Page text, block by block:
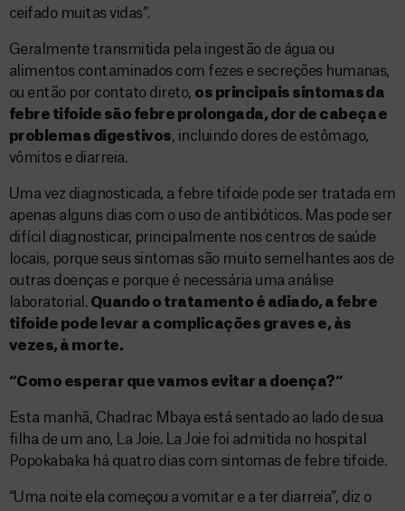
ceifado muitas vidas”.
Geralmente transmitida pela ingestão de água ou
alimentos contaminados com fezes e secreções humanas,
ou então por contato direto, os principais sintomas da
febre tifoide são febre prolongada, dor de cabeça e
problemas digestivos, incluindo dores de estômago,
vômitos e diarreia.
Uma vez diagnosticada, a febre tifoide pode ser tratada em
apenas alguns dias com o uso de antibióticos. Mas pode ser
difícil diagnosticar, principalmente nos centros de saúde
locais, porque seus sintomas são muito semelhantes aos de
outras doenças e porque é necessária uma análise
laboratorial. Quando o tratamento é adiado, a febre
tifoide pode levar a complicações graves e, às
vezes, à morte.
“Como esperar que vamos evitar a doença?”
Esta manhã, Chadrac Mbaya está sentado ao lado de sua
filha de um ano, La Joie. La Joie foi admitida no hospital
Popokabaka há quatro dias com sintomas de febre tifoide.
“Uma noite ela começou a vomitar e a ter diarreia”, diz o